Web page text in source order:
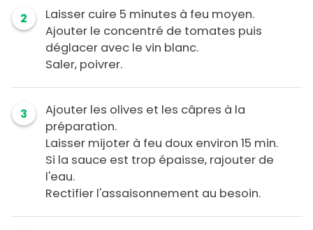
2
Laisser cuire 5 minutes à feu moyen.
Ajouter le concentré de tomates puis
déglacer avec le vin blanc.
Saler, poivrer.
3
Ajouter les olives et les câpres à la
préparation.
Laisser mijoter à feu doux environ 15 min.
Si la sauce est trop épaisse, rajouter de
l'eau.
Rectifier l'assaisonnement au besoin.